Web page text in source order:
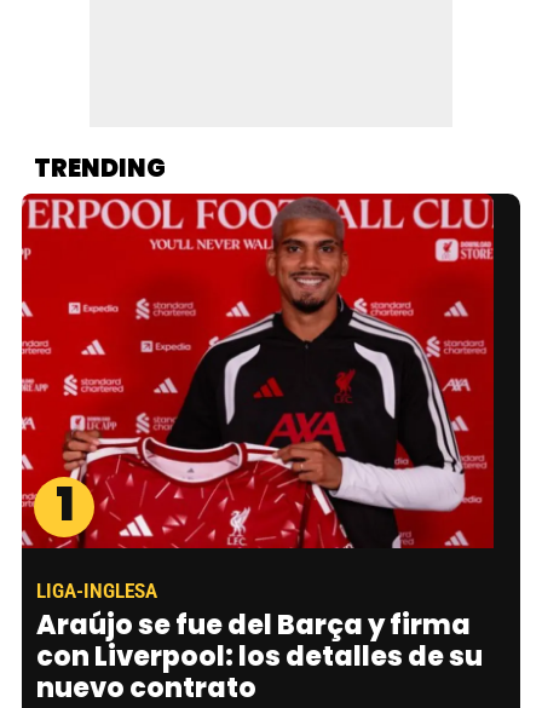
TRENDING
1
LIGA-INGLESA
Araújo se fue del Barça y firma
con Liverpool: los detalles de su
nuevo contrato